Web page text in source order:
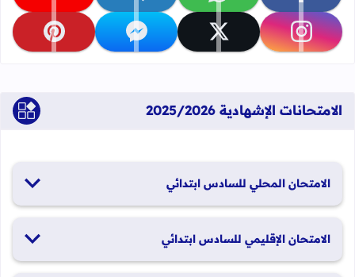
تابعنا على instagram تابعنا على x تابعنا على messenger تابعنا على pinterest
الامتحانات الإشهادية 2025/2026
الامتحان المحلي للسادس ابتدائي
الامتحان الإقليمي للسادس ابتدائي